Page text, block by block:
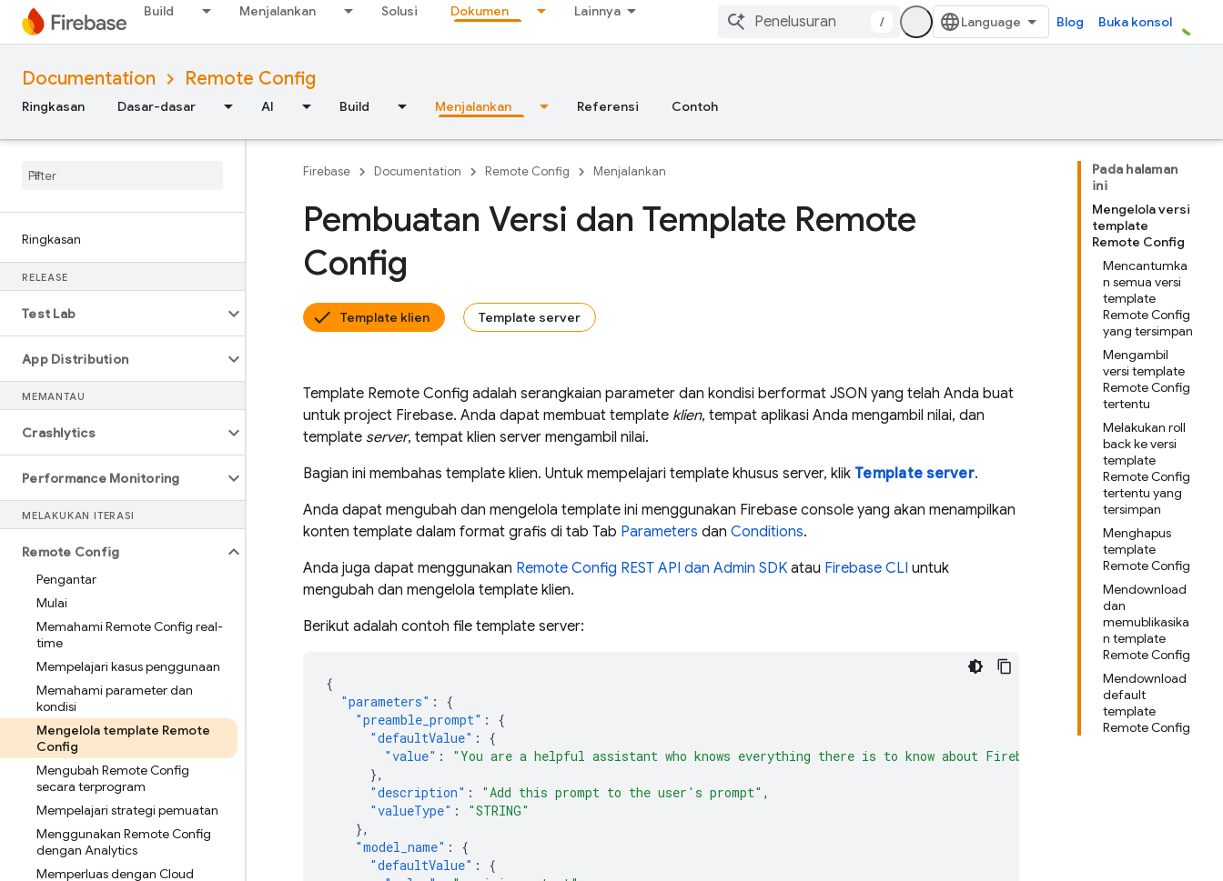
Build Menjalankan Solusi Dokumen Lainnya
/ Blog Buka konsol
Documentation Remote Config
Ringkasan Dasar-dasar AI Build Menjalankan Referensi Contoh
Ringkasan
RELEASE
Test Lab
App Distribution
MEMANTAU
Crashlytics
Performance Monitoring
MELAKUKAN ITERASI
Remote Config
Pengantar
Mulai
Memahami Remote Config real-
time
Mempelajari kasus penggunaan
Memahami parameter dan
kondisi
Mengelola template Remote
Config
Mengubah Remote Config
secara terprogram
Mempelajari strategi pemuatan
Menggunakan Remote Config
dengan Analytics
Memperluas dengan Cloud
Pada halaman
ini
Mengelola versi
template
Remote Config
Mencantumka
n semua versi
template
Remote Config
yang tersimpan
Mengambil
versi template
Remote Config
tertentu
Melakukan roll
back ke versi
template
Remote Config
tertentu yang
tersimpan
Menghapus
template
Remote Config
Mendownload
dan
memublikasika
n template
Remote Config
Mendownload
default
template
Remote Config
Firebase Documentation Remote Config Menjalankan
Pembuatan Versi dan Template Remote
Config
Template klien Template server
Template Remote Config adalah serangkaian parameter dan kondisi berformat JSON yang telah Anda buat
untuk project Firebase. Anda dapat membuat template klien, tempat aplikasi Anda mengambil nilai, dan
template server, tempat klien server mengambil nilai.
Bagian ini membahas template klien. Untuk mempelajari template khusus server, klik Template server.
Anda dapat mengubah dan mengelola template ini menggunakan Firebase console yang akan menampilkan
konten template dalam format grafis di tab Tab Parameters dan Conditions.
Anda juga dapat menggunakan Remote Config REST API dan Admin SDK atau Firebase CLI untuk
mengubah dan mengelola template klien.
Berikut adalah contoh file template server:
{
"parameters" :
{
"preamble_prompt" :
{
"defaultValue" :
{
"value" :
"You are a helpful assistant who knows everything there is to know about Firebase! "
},
"description" : "Add this prompt to the user's prompt" ,
"valueType" :
"STRING"
},
"model_name" :
{
"defaultValue" :
{